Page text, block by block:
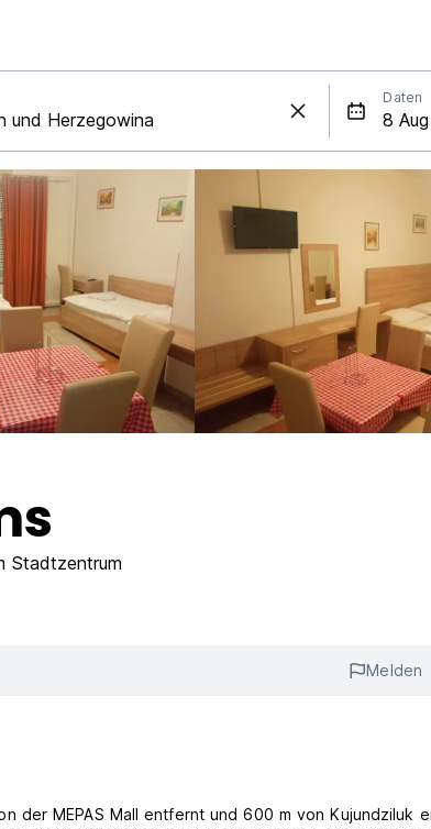
Daten
Stadtzentrum
Melden
der MEPAS Mall entfernt und 600 m von Kujundziluk